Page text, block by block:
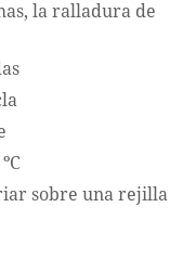
la ralladura de
sobre una rejilla